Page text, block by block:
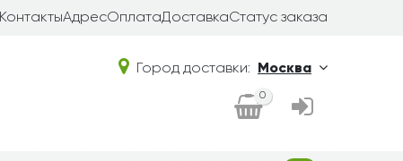
КонтактыАдресОплатаДоставкаСтатус заказа
Город доставки: Москва
0